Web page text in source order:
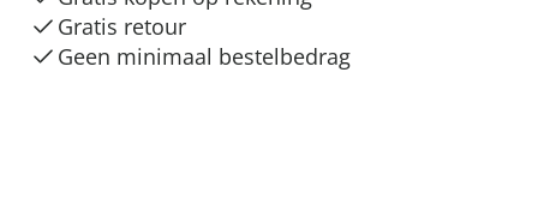
Gratis retour
Geen minimaal bestelbedrag